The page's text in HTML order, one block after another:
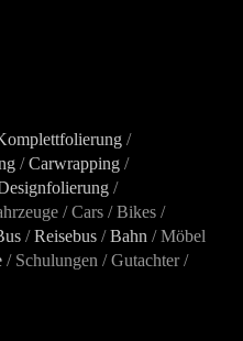
/
/Carwrapping /
/
/ Cars / Bikes /
/Reisebus /Bahn / Möbel
/ Schulungen / Gutachter /